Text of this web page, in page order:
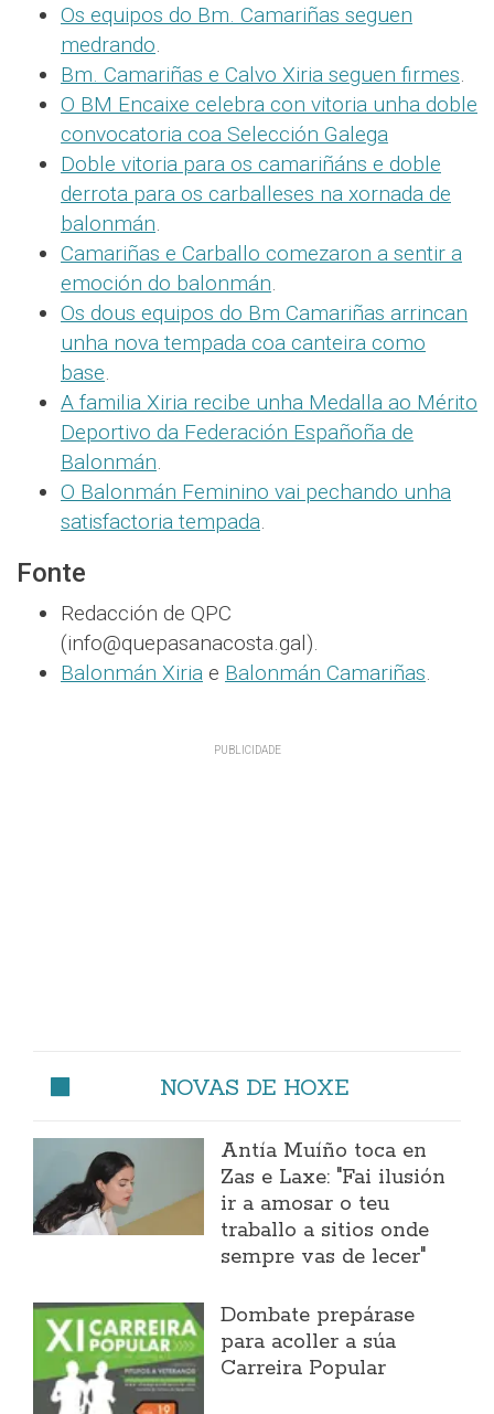
Os equipos do Bm. Camariñas seguen
medrando.
Bm. Camariñas e Calvo Xiria seguen firmes.
O BM Encaixe celebra con vitoria unha doble
convocatoria coa Selección Galega
Doble vitoria para os camariñáns e doble
derrota para os carballeses na xornada de
balonmán.
Camariñas e Carballo comezaron a sentir a
emoción do balonmán.
Os dous equipos do Bm Camariñas arrincan
unha nova tempada coa canteira como
base.
A familia Xiria recibe unha Medalla ao Mérito
Deportivo da Federación Españoña de
Balonmán.
O Balonmán Feminino vai pechando unha
satisfactoria tempada.
Fonte
Redacción de QPC
(info@quepasanacosta.gal).
Balonmán Xiria e Balonmán Camariñas.
NOVAS DE HOXE
Antía Muíño toca en
Zas e Laxe: "Fai ilusión
ir a amosar o teu
traballo a sitios onde
sempre vas de lecer"
Dombate prepárase
para acoller a súa
Carreira Popular